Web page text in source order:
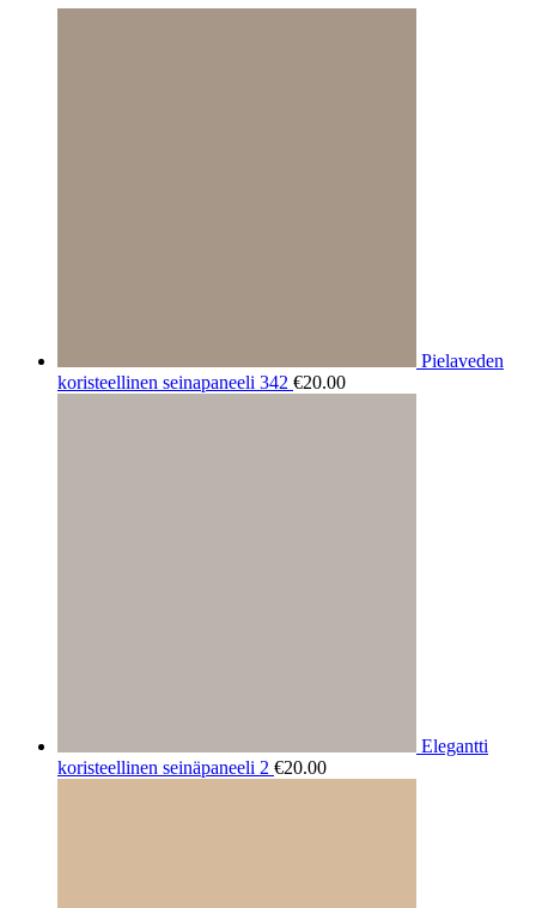
Pielaveden
koristeellinen seinapaneeli 342 €20.00
Elegantti
koristeellinen seinäpaneeli 2 €20.00